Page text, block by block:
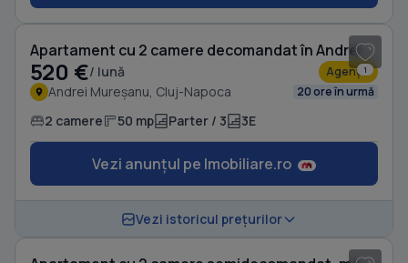
1
Apartament cu 2 camere decomandat în Andrei Mureșanu
520 €/ lună Agenție
Andrei Mureșanu, Cluj-Napoca 20 ore în urmă
2 camere 50 mp Parter / 3 3E
Vezi anunțul pe Imobiliare.ro
Vezi istoricul prețurilor